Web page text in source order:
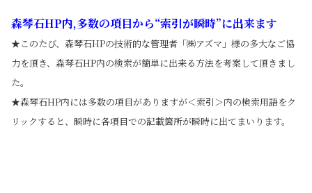
森琴石HP内,多数の項目から“索引が瞬時”に出来ます
★このたび、森琴石HPの技術的な管理者「㈱アズマ」様の多大なご協
力を頂き、森琴石HP内の検索が簡単に出来る方法を考案して頂きまし
た。
★森琴石HP内には多数の項目がありますが＜索引＞内の検索用語をク
リックすると、瞬時に各項目での記載箇所が瞬時に出てまいります。